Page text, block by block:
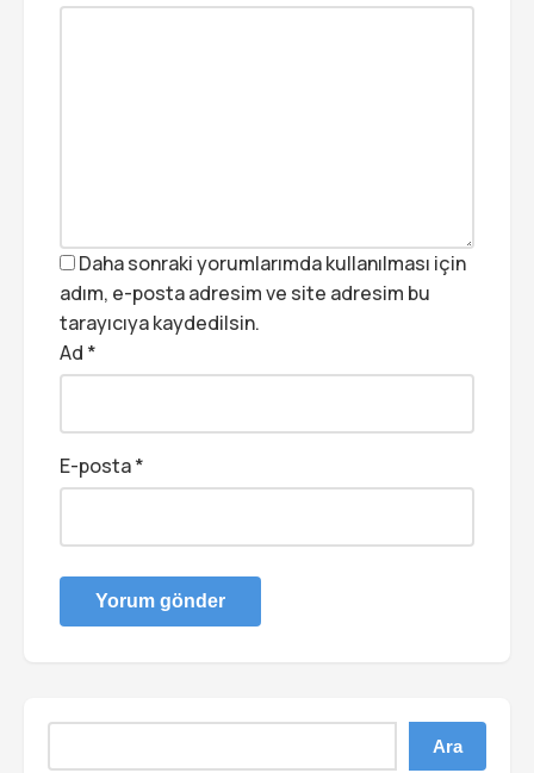
Daha sonraki yorumlarımda kullanılması için
adım, e-posta adresim ve site adresim bu
tarayıcıya kaydedilsin.
Ad *
E-posta*
Ara